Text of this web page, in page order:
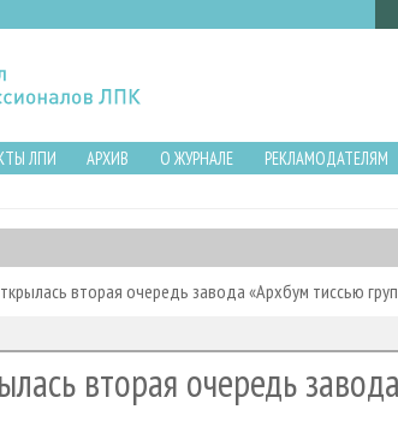
ЛПИ АРХИВ О ЖУРНАЛЕ
РЕКЛАМОДАТЕЛЯМ
вторая очередь завода «Архбум тиссью
вторая очередь